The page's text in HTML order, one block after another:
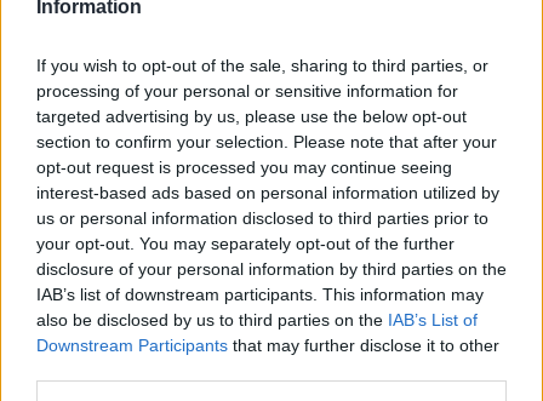
Information
If you wish to opt-out of the sale, sharing to third parties, or
processing of your personal or sensitive information for
targeted advertising by us, please use the below opt-out
section to confirm your selection. Please note that after your
opt-out request is processed you may continue seeing
interest-based ads based on personal information utilized by
us or personal information disclosed to third parties prior to
your opt-out. You may separately opt-out of the further
disclosure of your personal information by third parties on the
IAB’s list of downstream participants. This information may
also be disclosed by us to third parties on the IAB’s List of
Downstream Participants that may further disclose it to other
Annons:
Annons: